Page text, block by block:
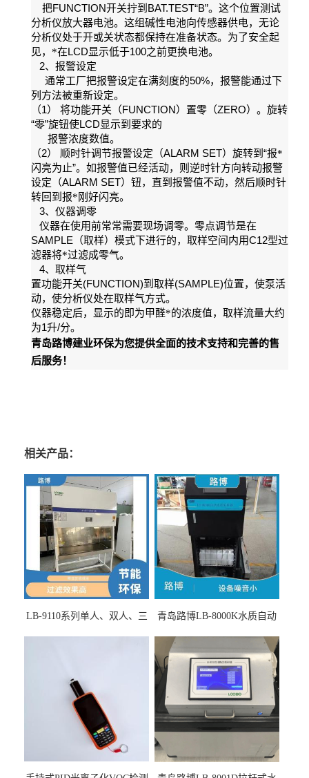
把FUNCTION开关拧到 BAT.TEST“B”。这个位置测试
分析仪放大器电池。这组碱性电池向传感器供电，无论
分析仪处于开或关状态都保持在准备状态。为了安全起
见，*在LCD显示低于100之前更换电池。
2、报警设定
通常工厂把报警设定在满刻度的50%，报警能通过下
列方法被重新设定。
（1） 将功能开关（FUNCTION）置零（ZERO）。旋转
“零”旋钮使LCD显示到要求的
报警浓度数值。
（2） 顺时针调节报警设定（ALARM SET）旋转到 “报*
闪亮为止”。如报警值已经活动，则逆时针方向转动报警
设定（ALARM SET）钮，直到报警值不动，然后顺时针
转回到报*刚好闪亮。
3、仪器调零
仪器在使用前常常需要现场调零。零点调节是在
SAMPLE （取样）模式下进行的，取样空间内用C12型过
滤器将*过滤成零气。
4、取样气
置功能开关(FUNCTION)到取样(SAMPLE)位置，使泵活
动，使分析仪处在取样气方式。
仪器稳定后，显示的即为甲醛*的浓度值，取样流量大约
为1升/分。
青岛路博建业环保为您提供全面的技术支持和完善的售
后服务！
相关产品：
LB-9110系列单人、双人、三
青岛路博LB-8000K水质自动